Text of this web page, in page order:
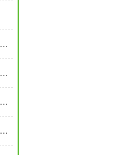
什么行为会对玻璃反应釜导致致命伤害
如何保证高压反应釜实验结果准确可靠
反应釜密封垫片材料类型选择因素是什么？
填料密封反应釜比填料密封反应釜有那些优势